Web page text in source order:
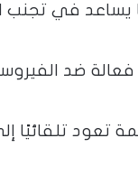
يساعد في تجنب
فعالة ضد
تعود تلقائيًا